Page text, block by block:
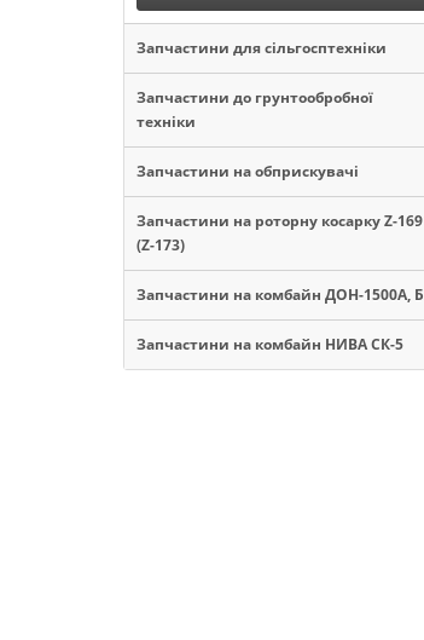
Запчастини для сільгосптехніки
Запчастини до грунтообробної
техніки
Запчастини на обприскувачі
Запчастини на роторну косарку Z-169
(Z-173)
Запчастини на комбайн ДОН-1500А, Б
Запчастини на комбайн НИВА СК-5